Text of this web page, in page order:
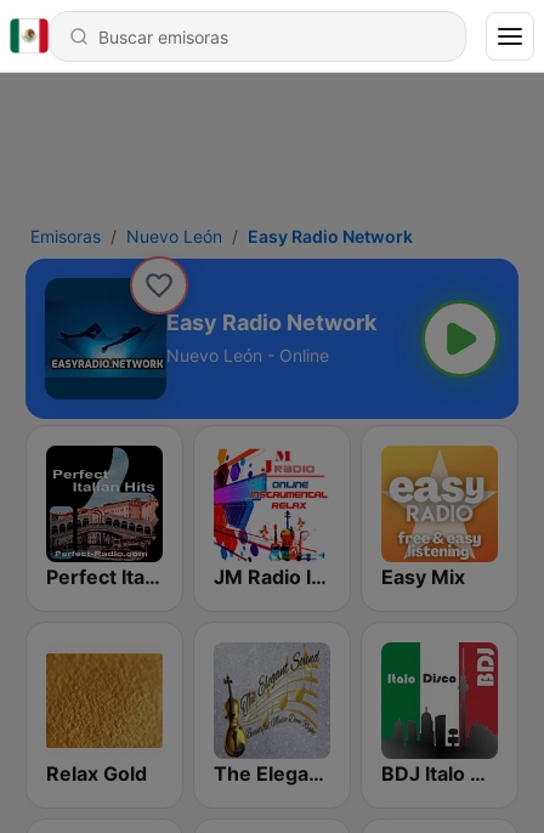
Emisoras Nuevo León Easy Radio Network
Easy Radio Network
Nuevo León - Online
Perfect Italian Hits JM Radio Instrumental Relax Easy Mix
Relax Gold The Elegant Sound BDJ Italo Disco